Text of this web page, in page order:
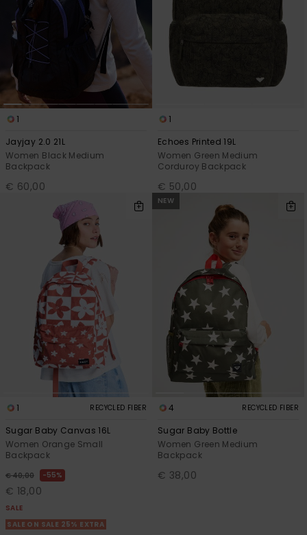
1
Jayjay 2.0 21L
Women Black Medium
Backpack
€ 60,00
1
Echoes Printed 19L
Women Green Medium
Corduroy Backpack
€ 50,00
1 RECYCLED FIBER
Sugar Baby Canvas 16L
Women Orange Small
Backpack
€ 40,00 55%
€ 18,00
SALE
SALE ON SALE 25% EXTRA
NEW
4 RECYCLED FIBER
Sugar Baby Bottle
Women Green Medium
Backpack
€ 38,00